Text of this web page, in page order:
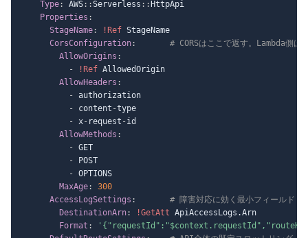
Type: AWS: :Serverless : : HttpApi
Properties :
StageName: !Ref StageName
CorsConfiguration:
# CORSはここで返す。Lambda側は
AllowOrigins :
-
!Ref AllowedOrigin
AllowHeaders :
- authorization
- content -type
- x- request -id
AllowMethods :
- GET
- POST
- OPTIONS
MaxAge:
300
AccessLogSettings :
# 障害対応に効く最小フィールド
DestinationArn: !GetAtt ApiAccessLogs.Arn
Format :